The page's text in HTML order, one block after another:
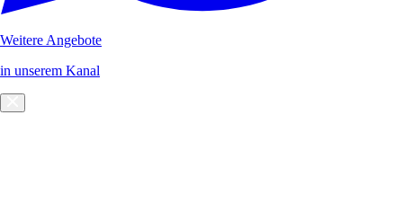
Weitere Angebote
in unserem Kanal